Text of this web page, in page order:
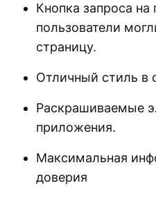
Кнопка запроса
пользователи
страницу.
Отличный стиль в
Раскрашиваемые
приложения.
Максимальная
доверия